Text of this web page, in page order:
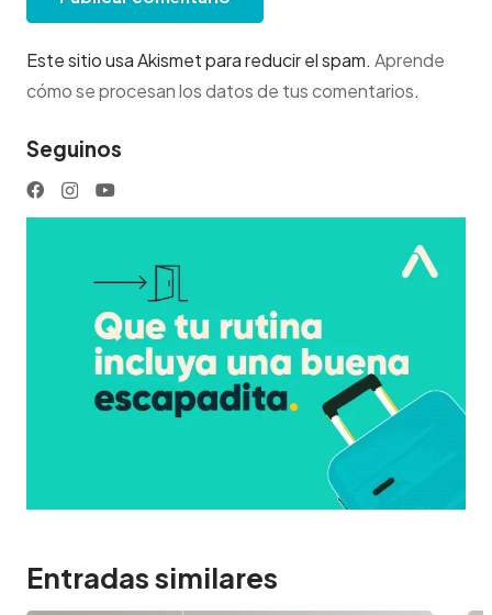
Este sitio usa Akismet para reducir el spam. Aprende
cómo se procesan los datos de tus comentarios.
Seguinos
Entradas similares